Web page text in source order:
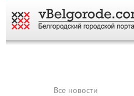
Все новости